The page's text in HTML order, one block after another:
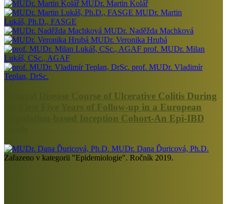
MUDr. Martin Kolář
MUDr. Martin
Lukáš, Ph.D., FASGE
MUDr. Naděžda Machková
MUDr. Veronika Hrubá
prof. MUDr. Milan
Lukáš, CSc., AGAF
prof. MUDr. Vladimír
Teplan, DrSc.
Natural Disease Course of Ulcerative Colitis During
the First Five Years of Follow-up in a European
Population-based Inception Cohort-An Epi-IBD
MUDr. Dana Ďuricová, Ph.D.
Zařazeno v kategorii "Epidemiologie". Ročník 2019.